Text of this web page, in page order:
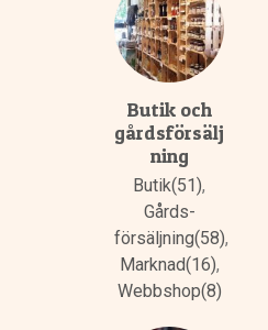
Butik och
gårdsförsälj
ning
Butik(51),
Gårds­
försäljning(58),
Marknad(16),
Webbshop(8)